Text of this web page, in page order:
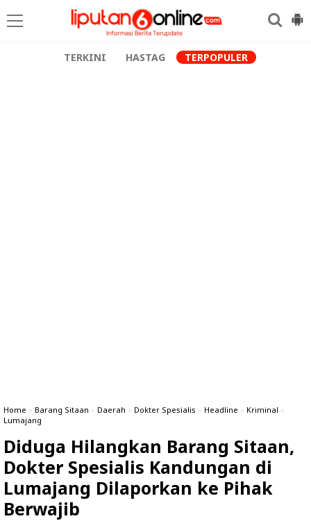
TERKINI HASTAG TERPOPULER
Home » Barang Sitaan » Daerah » Dokter Spesialis » Headline » Kriminal »
Lumajang
Diduga Hilangkan Barang Sitaan,
Dokter Spesialis Kandungan di
Lumajang Dilaporkan ke Pihak
Berwajib